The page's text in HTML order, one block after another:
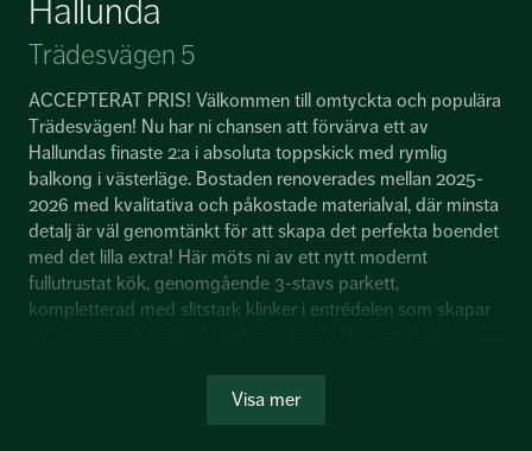
Trädesvägen 5
Hallunda
ACCEPTERAT PRIS! Välkommen till omtyckta och populära
Trädesvägen! Nu har ni chansen att förvärva ett av
Hallundas finaste 2:a i absoluta toppskick med rymlig
balkong i västerläge. Bostaden renoverades mellan 2025-
2026 med kvalitativa och påkostade materialval, där minsta
detalj är väl genomtänkt för att skapa det perfekta boendet
med det lilla extra! Här möts ni av ett nytt modernt
fullutrustat kök, genomgående 3-stavs parkett,
kompletterad med slitstark klinker i entrédelen som skapar
vägguttag, spotbelysning i kök och hall som även har
Visa mer